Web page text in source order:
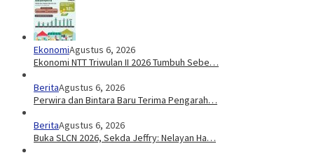
EkonomiAgustus 6, 2026
Ekonomi NTT Triwulan II 2026 Tumbuh Sebe…
BeritaAgustus 6, 2026
Perwira dan Bintara Baru Terima Pengarah…
BeritaAgustus 6, 2026
Buka SLCN 2026, Sekda Jeffry: Nelayan Ha…